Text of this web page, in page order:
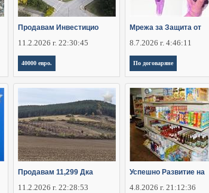
Продавам Инвестицио
11.2.2026 г. 22:30:45
40000 евро.
Мрежа за Защита от
8.7.2026 г. 4:46:11
По договаряне
Продавам 11,299 Дка
11.2.2026 г. 22:28:53
Успешно Развитие на
4.8.2026 г. 21:12:36